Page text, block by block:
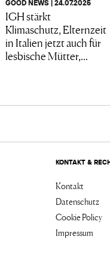
GOOD NEWS | 24.07.2025
IGH stärkt
Klimaschutz, Elternzeit
in Italien jetzt auch für
lesbische Mütter,...
KONTAKT &
Kontakt
Datenschutz
Cookie Policy
Impressum